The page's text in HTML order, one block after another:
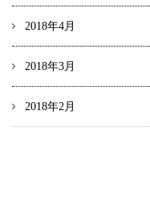
2018年4月
2018年3月
2018年2月